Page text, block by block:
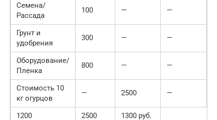
Семена/
Рассада
100 — —
Грунт и
удобрения
300 — —
Оборудование/
Пленка
800 — —
Стоимость 10
кг огурцов
— 2500 —
1200 2500 1300 руб.